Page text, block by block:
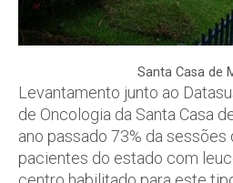
Santa Casa de
Levantamento junto ao
de Oncologia da Santa Casa
ano passado 73% da
pacientes do estado com